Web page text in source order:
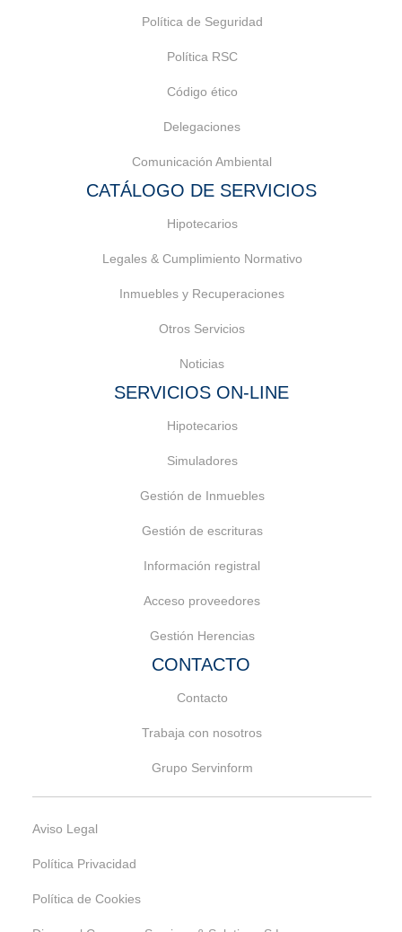
Política de Seguridad
Política RSC
Código ético
Delegaciones
Comunicación Ambiental
CATÁLOGO DE SERVICIOS
Hipotecarios
Legales & Cumplimiento Normativo
Inmuebles y Recuperaciones
Otros Servicios
Noticias
SERVICIOS ON-LINE
Hipotecarios
Simuladores
Gestión de Inmuebles
Gestión de escrituras
Información registral
Acceso proveedores
Gestión Herencias
CONTACTO
Contacto
Trabaja con nosotros
Grupo Servinform
Aviso Legal
Política Privacidad
Política de Cookies